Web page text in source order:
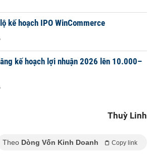
kế hoạch IPO WinCommerce
kế hoạch lợi nhuận 2026 lên 10.000–
Thuỳ Linh
Theo Dòng Vốn Kinh Doanh Copy link